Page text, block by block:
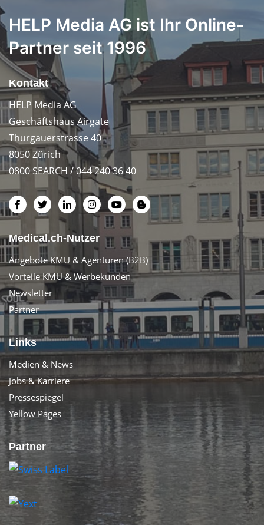
HELP Media AG ist Ihr Online-
Partner seit 1996
Kontakt
HELP Media AG
Geschäftshaus Airgate
Thurgauerstrasse 40
8050 Zürich
0800 SEARCH / 044 240 36 40
Medical.ch-Nutzer
Angebote KMU & Agenturen (B2B)
Vorteile KMU & Werbekunden
Newsletter
Partner
Links
Medien & News
Jobs & Karriere
Pressespiegel
Yellow Pages
Partner